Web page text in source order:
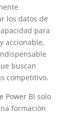
los datos de
para
accionable,
buscan
competitivo.
Power BI solo
formación